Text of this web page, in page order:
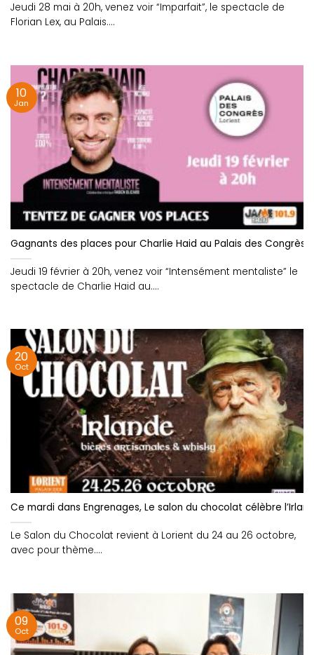
Jeudi 28 mai à 20h, venez voir “Imparfait”, le spectacle de
Florian Lex, au Palais....
Gagnants des places pour Charlie Haid au Palais des Congrès
Jeudi 19 février à 20h, venez voir “Intensément mentaliste” le
spectacle de Charlie Haid au....
10
Jan
Ce mardi dans Engrenages, Le salon du chocolat célèbre
Le Salon du Chocolat revient à Lorient du 24 au 26 octobre,
avec pour thème....
20
Oct
09
Oct